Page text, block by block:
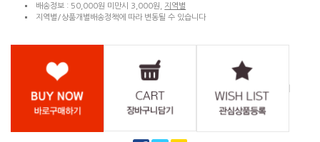
배송정보 : 50,000원 미만시 3,000원, 지역별
지역별/상품개별배송정책에 따라 변동될 수 있습니다